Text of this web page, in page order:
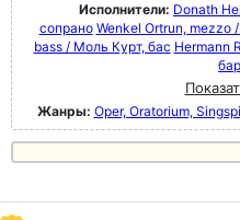
Исполнители: Donath
сопрано Wenkel Ortrun, mezzo
bass / Моль Курт, бас Hermann
Жанры: Oper, Oratorium,